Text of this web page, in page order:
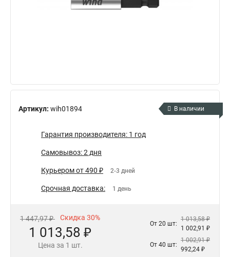
Артикул: wih01894 В наличии
Гарантия производителя: 1 год
Самовывоз: 2 дня
Курьером от 490 ₽ 2-3 дней
Срочная доставка: 1 день
1 447,97 ₽ Скидка 30%
1 013,58 ₽
Цена за 1 шт.
От 20 шт:
1 013,58 ₽
1 002,91 ₽
От 40 шт:
1 002,91 ₽
992,24 ₽